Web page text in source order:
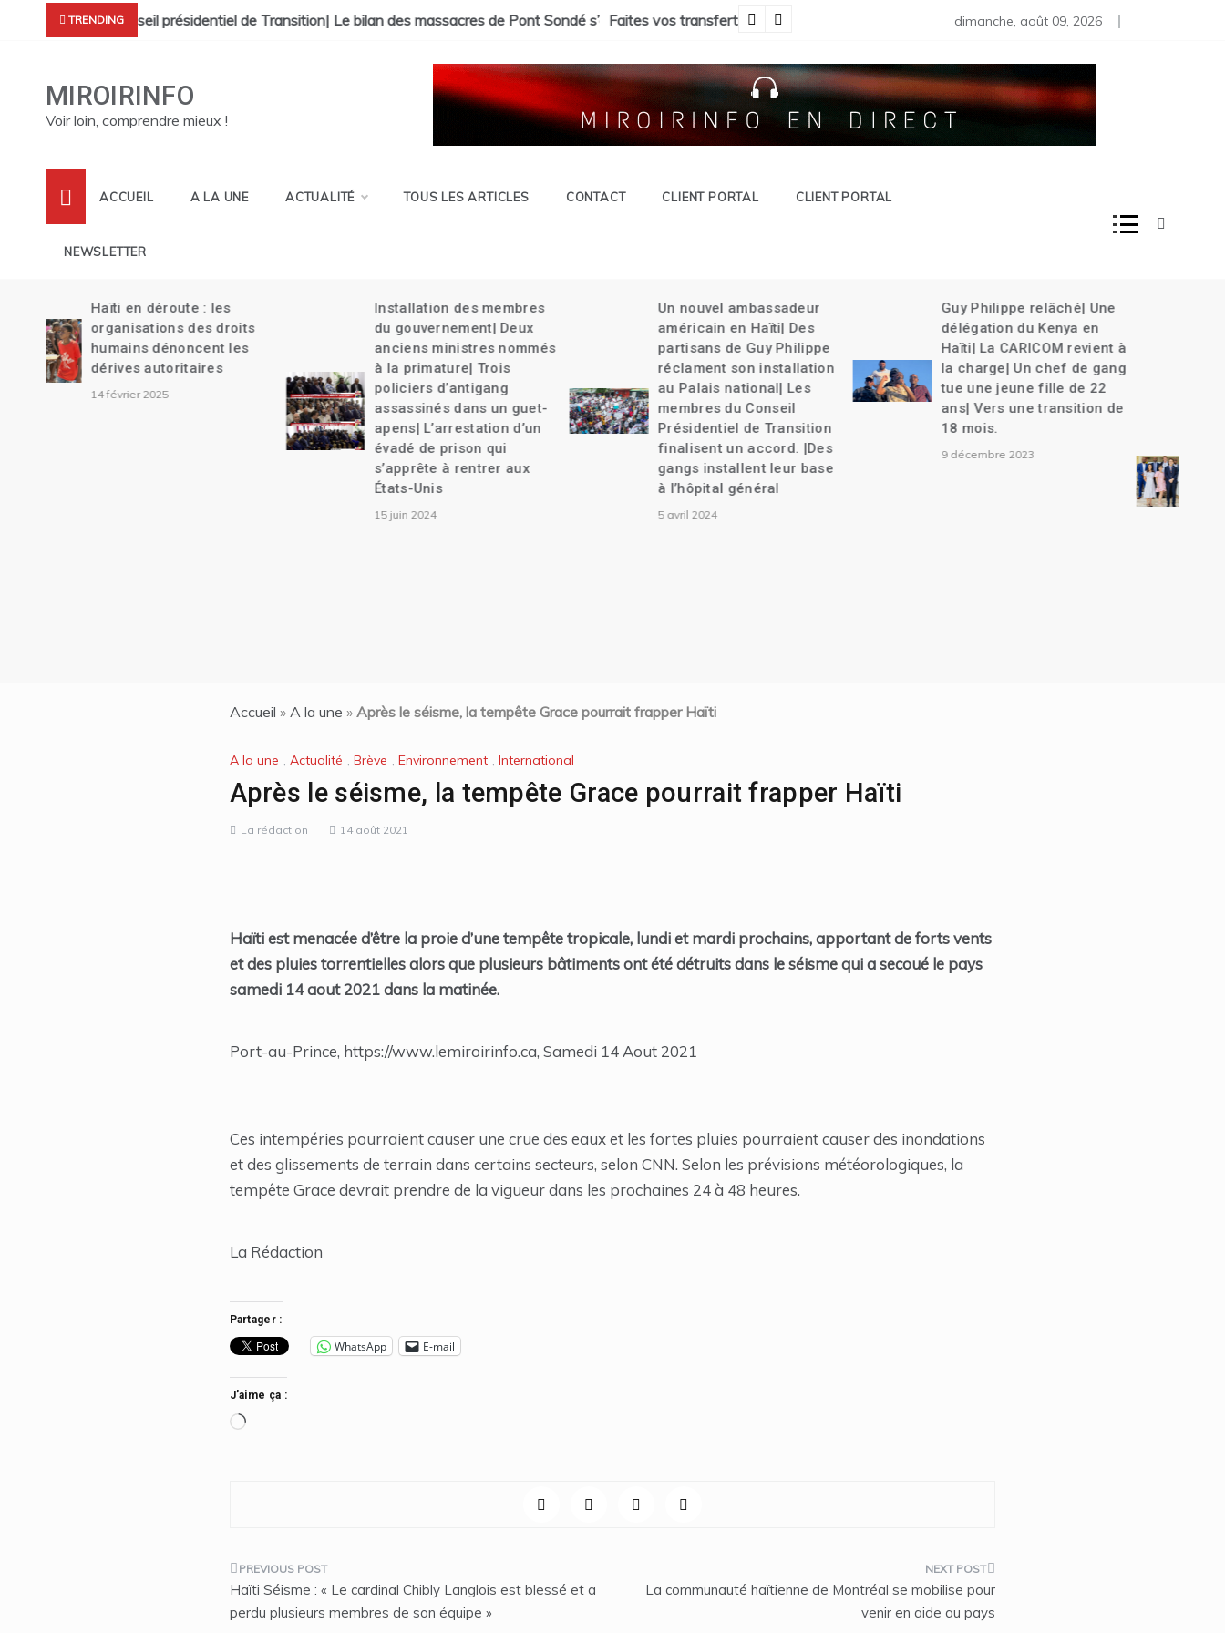
TRENDING
de Pont Sondé s’alourdit| La police s’attaque aux gangs de Savien et gran grif| Expulsion massives des haïtiens.
Faites vos transferts d’argent Haïti avec « Tokay » Pas moins de 80 diplomates rappelés | Haïti décrète l’État
dimanche, août 09, 2026
MIROIRINFO
Voir loin, comprendre mieux !
ACCUEIL A LA UNE ACTUALITÉ TOUS LES ARTICLES CONTACT CLIENT PORTAL CLIENT PORTAL
NEWSLETTER
Installation des membres
du gouvernement| Deux
anciens ministres nommés
à la primature| Trois
policiers d’antigang
assassinés dans un guet-
apens| L’arrestation d’un
Un nouvel ambassadeur
américain en Haïti| Des
partisans de Guy Philippe
réclament son installation
au Palais national| Les
membres du Conseil
Présidentiel de Transition
finalisent un accord. |Des
gangs installent leur base
à l’hôpital général
5 avril 2024
Guy Philippe relâché| Une
délégation du Kenya en
Haïti| La CARICOM revient à
la charge| Un chef de gang
tue une jeune fille de 22
ans| Vers une transition de
18 mois.
9 décembre 2023
Haïti célèbre le 220ème
anniversaire de la bataille
de Vertières |Une
délégation haïtienne au
48ème anniversaire de
l’indépendance de
Suriname| Joseph Lambert
et plusieurs autres anciens
parlementaires convoqués
au cabinet d’instruction| La
Accueil » A la une » Après le séisme, la tempête Grace pourrait frapper Haïti
A la une , Actualité , Brève , Environnement , International
Après le séisme, la tempête Grace pourrait frapper Haïti
La rédaction 14 août 2021
Haïti est menacée d’être la proie d’une tempête tropicale, lundi et mardi prochains, apportant de forts vents
et des pluies torrentielles alors que plusieurs bâtiments ont été détruits dans le séisme qui a secoué le pays
samedi 14 aout 2021 dans la matinée.
Port-au-Prince, https://www.lemiroirinfo.ca, Samedi 14 Aout 2021
Ces intempéries pourraient causer une crue des eaux et les fortes pluies pourraient causer des inondations
et des glissements de terrain dans certains secteurs, selon CNN. Selon les prévisions météorologiques, la
tempête Grace devrait prendre de la vigueur dans les prochaines 24 à 48 heures.
La Rédaction
Partager :
WhatsApp E-mail
J’aime ça :
Chargement…
Navigation
de
Haïti Séisme : « Le cardinal Chibly Langlois est blessé et a
perdu plusieurs membres de son équipe »
La communauté haïtienne de Montréal se mobilise pour
venir en aide au pays